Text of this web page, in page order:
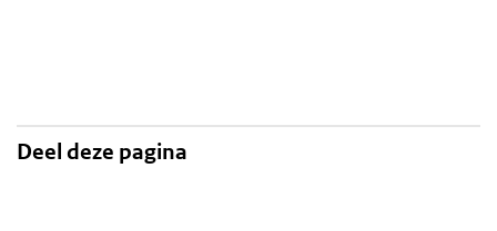
Deel deze pagina